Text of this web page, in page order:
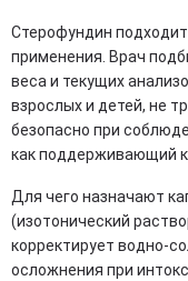
Стерофундин
применения. Врач
веса и текущих
взрослых и детей, не
безопасно при
как поддерживающий
Для чего назначают
(изотонический
корректирует водно-
осложнения при